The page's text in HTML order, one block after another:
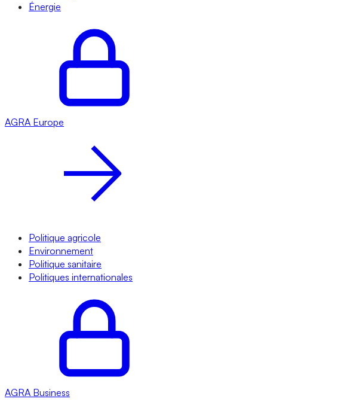
Énergie
AGRA Europe
Politique agricole
Environnement
Politique sanitaire
Politiques internationales
AGRA Business